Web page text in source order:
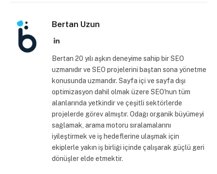
Bertan Uzun
LinkedIn
Bertan 20 yılı aşkın deneyime sahip bir SEO
uzmanıdır ve SEO projelerini baştan sona yönetme
konusunda uzmandır. Sayfa içi ve sayfa dışı
optimizasyon dahil olmak üzere SEO'nun tüm
alanlarında yetkindir ve çeşitli sektörlerde
projelerde görev almıştır. Odağı organik büyümeyi
sağlamak, arama motoru sıralamalarını
iyileştirmek ve iş hedeflerine ulaşmak için
ekiplerle yakın iş birliği içinde çalışarak güçlü geri
dönüşler elde etmektir.